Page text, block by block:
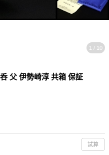
1 / 10
父 伊勢崎淳 共箱 保証
試算